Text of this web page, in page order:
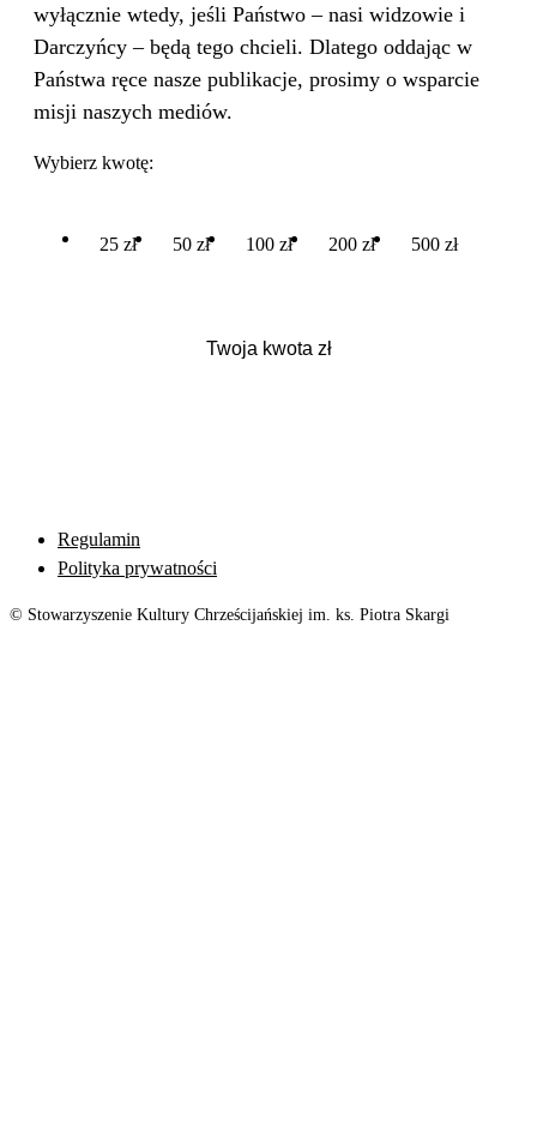
wyłącznie wtedy, jeśli Państwo – nasi widzowie i
Darczyńcy – będą tego chcieli. Dlatego oddając w
Państwa ręce nasze publikacje, prosimy o wsparcie
misji naszych mediów.
Wybierz kwotę:
25 zł 50 zł 100 zł 200 zł 500 zł
Regulamin
Polityka prywatności
© Stowarzyszenie Kultury Chrześcijańskiej im. ks. Piotra Skargi